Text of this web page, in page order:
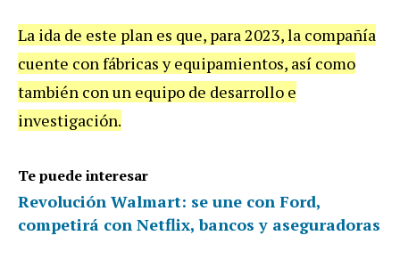
La ida de este plan es que, para 2023, la compañía
cuente con fábricas y equipamientos, así como
también con un equipo de desarrollo e
investigación.
Te puede interesar
Revolución Walmart: se une con Ford,
competirá con Netflix, bancos y aseguradoras